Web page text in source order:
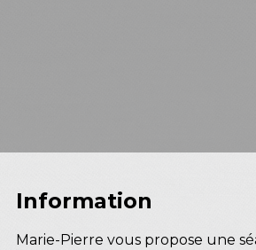
Information
Marie-Pierre vous propose une